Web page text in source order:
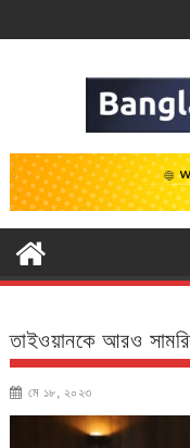
to
তাইওয়ানকে আরও
মে ১৮, ২০২৩